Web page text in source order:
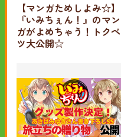
【マンガためしよみ☆】
『いみちぇん！』のマン
ガがよめちゃう！トクベ
ツ大公開☆